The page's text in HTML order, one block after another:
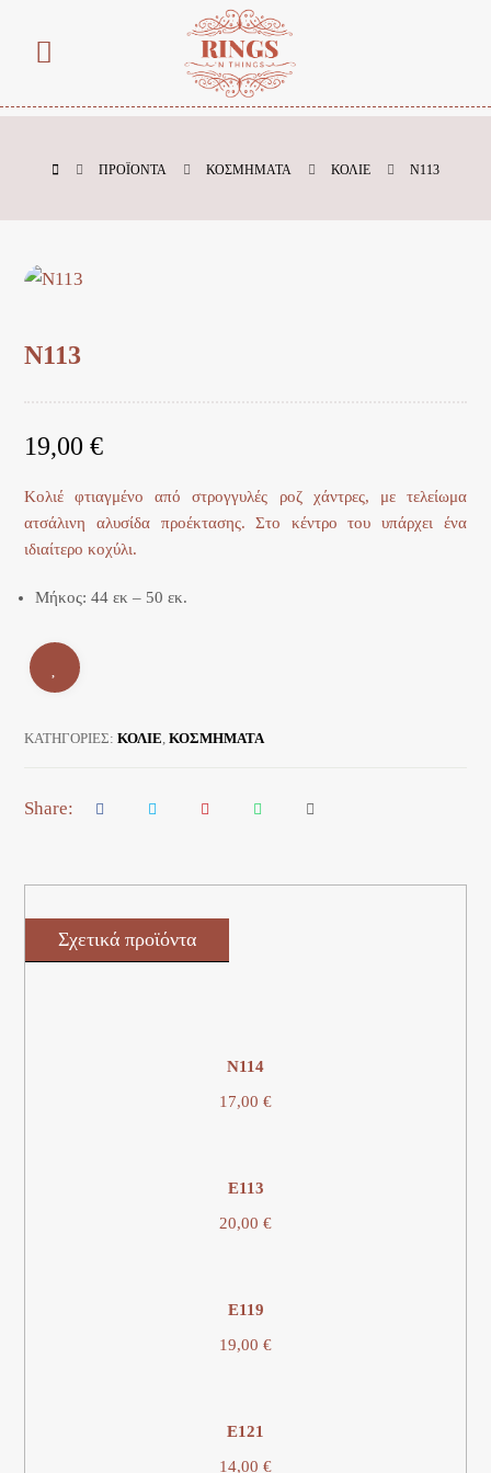
ΠΡΟΪΌΝΤΑ ΚΟΣΜΗΜΑΤΑ ΚΟΛΙΕ Ν113
Ν113
19,00€
Κολιέ φτιαγμένο από στρογγυλές ροζ χάντρες, με τελείωμα
ατσάλινη αλυσίδα προέκτασης. Στο κέντρο του υπάρχει ένα
ιδιαίτερο κοχύλι.
Μήκος: 44 εκ – 50 εκ.
ΚΑΤΗΓΟΡΊΕΣ:ΚΟΛΙΕ,ΚΟΣΜΗΜΑΤΑ
Σχετικά προϊόντα
Ν114
17,00 €
Ε113
20,00 €
E119
19,00 €
E121
14,00 €